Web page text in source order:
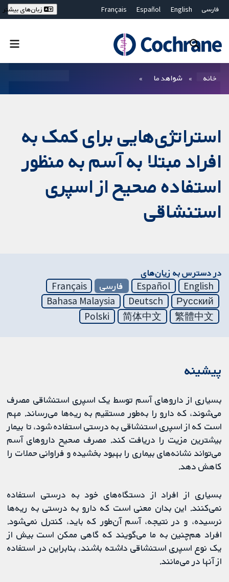
فارسی English
Español
Français
Bahasa Malaysia
ไทย
繁體中文
زبان‌های بیشتر
خانه شواهد ما
استراتژی‌هایی برای کمک به
افراد مبتلا به آسم به منظور
استفاده صحیح از اسپری
استنشاقی
در دسترس به زیان‌های
English
Español فارسی
Français
Русский
Deutsch
Bahasa Malaysia
繁體中文
简体中文
Polski
پیشینه
بسیاری از داروهای آسم توسط یک اسپری استنشاقی مصرف
می‌شوند، که دارو را به‌طور مستقیم به ریه‌ها می‌رساند. مهم
است که از اسپری استنشاقی به درستی استفاده شود، تا بیمار
بیشترین مزیت را دریافت کند. مصرف صحیح داروهای آسم
می‌تواند نشانه‌های بیماری را بهبود بخشیده و فراوانی حملات را
کاهش دهد.
بسیاری از افراد از دستگاه‌های خود به درستی استفاده
نمی‌کنند. این بدان معنی است که دارو به درستی به ریه‌ها
نرسیده، و در نتیجه، آسم آن‌طور که باید، کنترل نمی‌شود.
افراد هم‌چنین به ما می‌گویند که گاهی ممکن است بیش از
یک نوع اسپری استنشاقی داشته باشند، بنابراین در استفاده
از آنها در می‌مانند.